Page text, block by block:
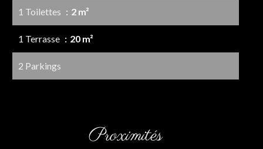
1 Toilettes 2 m²
1 Terrasse 20 m²
2 Parkings
Proximités